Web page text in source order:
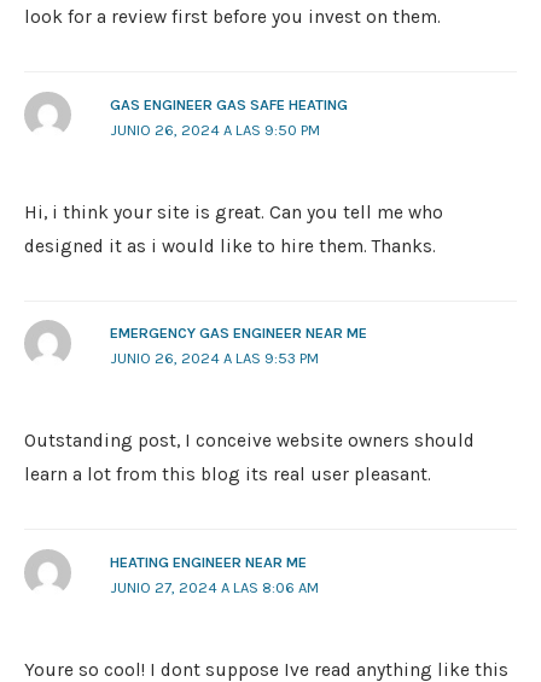
look for a review first before you invest on them.
GAS ENGINEER GAS SAFE HEATING
JUNIO 26, 2024 A LAS 9:50 PM
Hi, i think your site is great. Can you tell me who
designed it as i would like to hire them. Thanks.
EMERGENCY GAS ENGINEER NEAR ME
JUNIO 26, 2024 A LAS 9:53 PM
Outstanding post, I conceive website owners should
learn a lot from this blog its real user pleasant.
HEATING ENGINEER NEAR ME
JUNIO 27, 2024 A LAS 8:06 AM
Youre so cool! I dont suppose Ive read anything like this